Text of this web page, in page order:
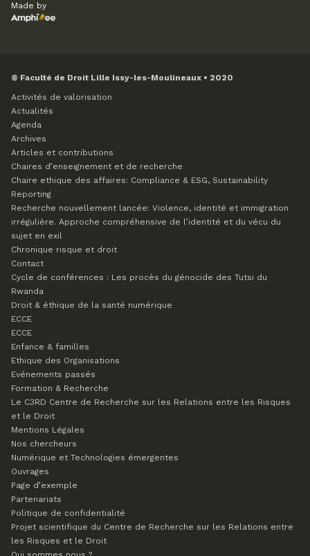
Made by
© Faculté de Droit Lille Issy-les-Moulineaux • 2020
Activités de valorisation
Actualités
Agenda
Archives
Articles et contributions
Chaires d’enseignement et de recherche
Chaire ethique des affaires: Compliance & ESG, Sustainability
Reporting
Recherche nouvellement lancée: Violence, identité et immigration
irrégulière. Approche compréhensive de l’identité et du vécu du
sujet en exil
Chronique risque et droit
Contact
Cycle de conférences : Les procès du génocide des Tutsi du
Rwanda
Droit & éthique de la santé numérique
ECCE
ECCE
Enfance & familles
Ethique des Organisations
Evénements passés
Formation & Recherche
Le C3RD Centre de Recherche sur les Relations entre les Risques
et le Droit
Mentions Légales
Nos chercheurs
Numérique et Technologies émergentes
Ouvrages
Page d’exemple
Partenariats
Politique de confidentialité
Projet scientifique du Centre de Recherche sur les Relations entre
les Risques et le Droit